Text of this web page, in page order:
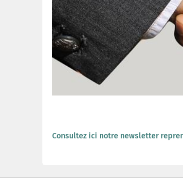
Consultez ici notre newsletter